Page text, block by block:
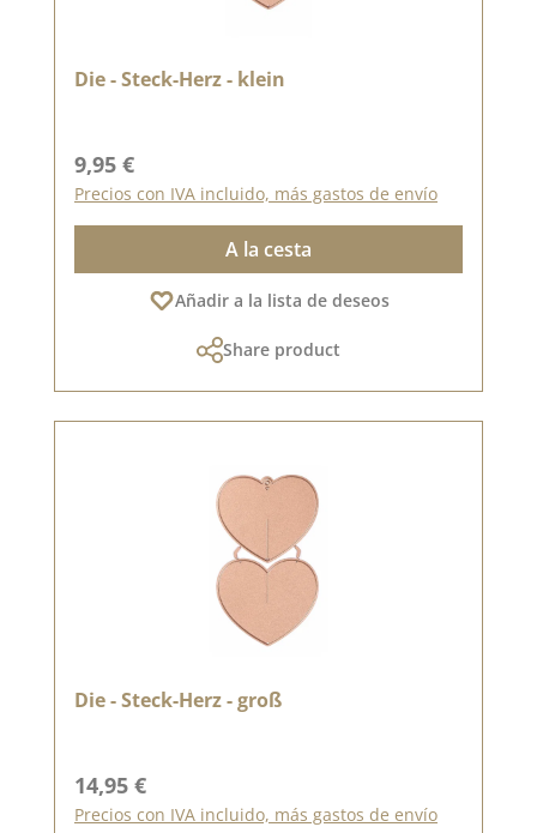
Die - Steck-Herz - klein
Precio normal:
9,95 €
Precios con IVA incluido, más gastos de envío
A la cesta
Añadir a la lista de deseos
Share product
Die - Steck-Herz - groß
Precio normal:
14,95 €
Precios con IVA incluido, más gastos de envío